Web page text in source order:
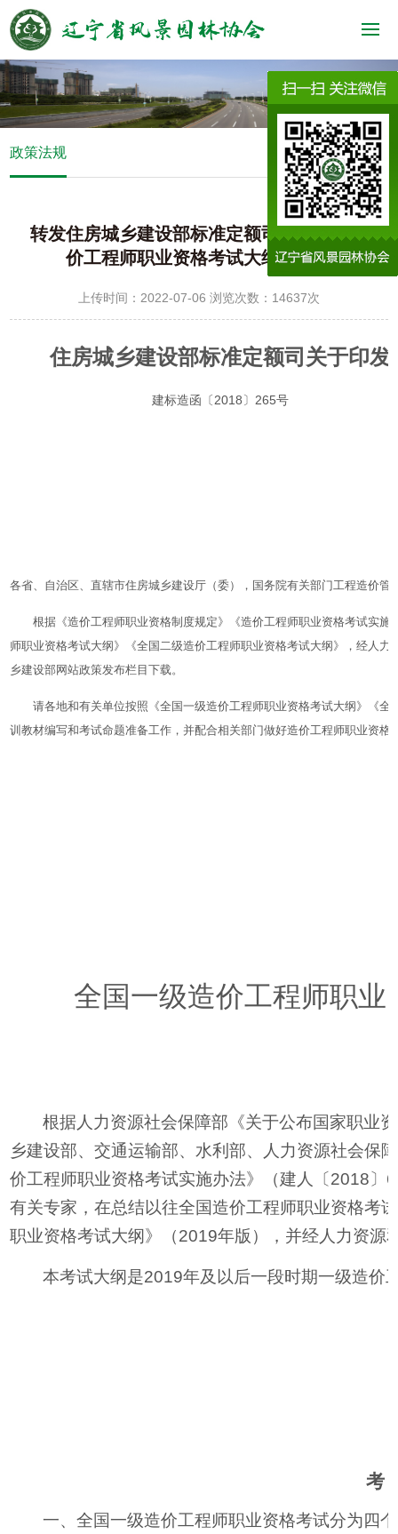
政策法规
转发住房城乡建设部标准定额司关于印发造
价工程师职业资格考试大纲的通知
上传时间：2022-07-06 浏览次数：14637次
住房城乡建设部标准定额司关于印
建标造函〔2018〕265号
各省、自治区、直辖市住房城乡建设厅（委），国务院有关部门工程造价管
根据《造价工程师职业资格制度规定》《造价工程师职业资格考试实施
师职业资格考试大纲》《全国二级造价工程师职业资格考试大纲》，经人
乡建设部网站政策发布栏目下载。
请各地和有关单位按照《全国一级造价工程师职业资格考试大纲》《全
训教材编写和考试命题准备工作，并配合相关部门做好造价工程师职业资
全国一级造价工程师职业
根据人力资源社会保障部《关于公布国家职业
乡建设部、交通运输部、水利部、人力资源社会保
价工程师职业资格考试实施办法》（建人〔2018〕
有关专家，在总结以往全国造价工程师职业资格考
职业资格考试大纲》（2019年版），并经人力资源
本考试大纲是2019年及以后一段时期一级造价
考
一、全国一级造价工程师职业资格考试分为四